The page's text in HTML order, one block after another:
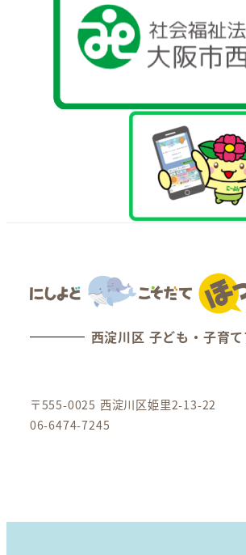
西淀川区 子ども・子育
〒555-0025 西淀川区姫里2-13-22
06-6474-7245